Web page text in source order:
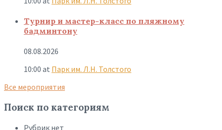
Турнир и мастер-класс по пляжному
бадминтону
08.08.2026
10:00 at Парк им. Л.Н. Толстого
Все мероприятия
Поиск по категориям
Рубрик нет